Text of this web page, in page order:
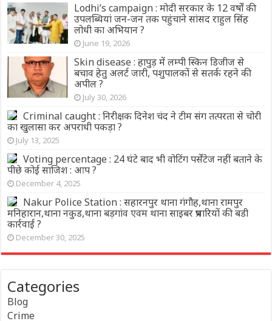
Lodhi’s campaign : मोदी सरकार के 12 वर्षों की
उपलब्धियां जन-जन तक पहुंचाने सांसद राहुल सिंह
लोधी का अभियान ?
June 19, 2026
Skin disease : हापुड़ में लम्पी स्किन डिजीज से
बचाव हेतु अलर्ट जारी, पशुपालकों से सतर्क रहने की
अपील ?
July 30, 2026
Criminal caught : निरीक्षक दिनेश चंद ने टीम संग तत्परता से चोरी
का खुलासा कर अपराधी पकड़ा ?
July 13, 2025
Voting percentage : 24 घंटे बाद भी वोटिंग पर्सेंटेज नहीं बताने के
पीछे कोई साजिश : आप ?
December 4, 2025
Nakur Police Station : सहारनपुर थाना गंगौह,थाना रामपुर
मनिहारान,थाना नकुड,थाना बड़गांव एवम थाना साइबर प्रभारियों की बडी
कार्रवाई ?
December 30, 2025
Categories
Blog
Crime